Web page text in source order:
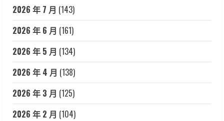
2026 年 7 月 (143)
2026 年 6 月 (161)
2026 年 5 月 (134)
2026 年 4 月 (138)
2026 年 3 月 (125)
2026 年 2 月 (104)